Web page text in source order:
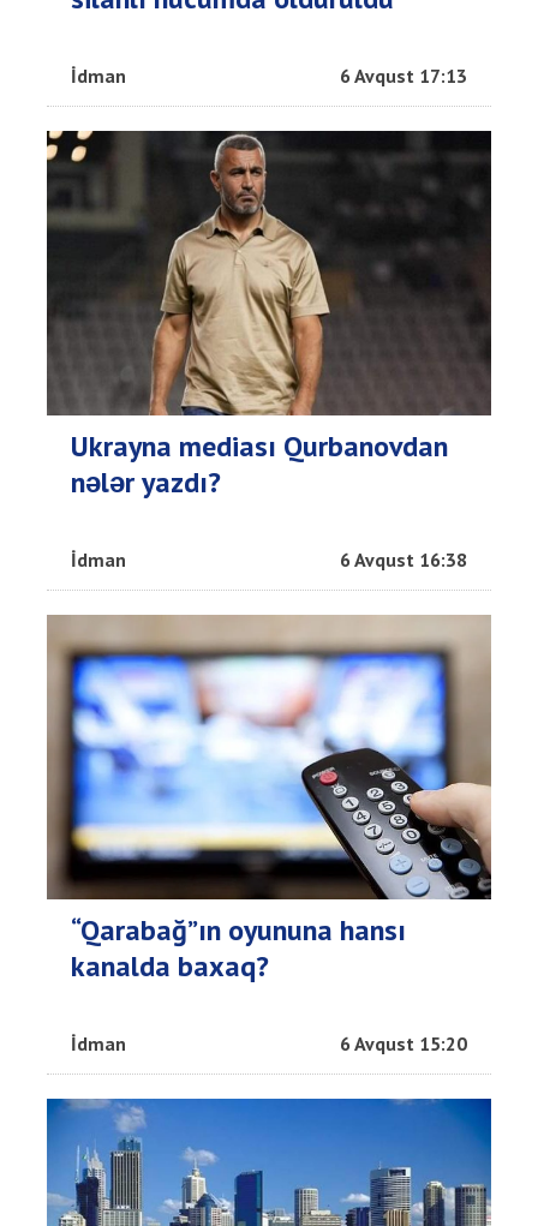
İdman 6 Avqust 17:13
Ukrayna mediası Qurbanovdan
nələr yazdı?
İdman 6 Avqust 16:38
“Qarabağ”ın oyununa hansı
kanalda baxaq?
İdman 6 Avqust 15:20